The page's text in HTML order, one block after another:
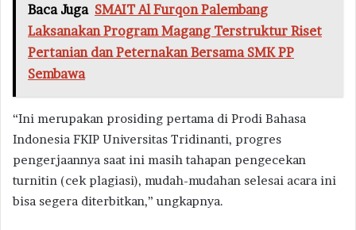
Baca Juga SMAIT Al Furqon Palembang
Laksanakan Program Magang Terstruktur Riset
Pertanian dan Peternakan Bersama SMK PP
Sembawa
“Ini merupakan prosiding pertama di Prodi Bahasa
Indonesia FKIP Universitas Tridinanti, progres
pengerjaannya saat ini masih tahapan pengecekan
turnitin (cek plagiasi), mudah-mudahan selesai acara ini
bisa segera diterbitkan,” ungkapnya.